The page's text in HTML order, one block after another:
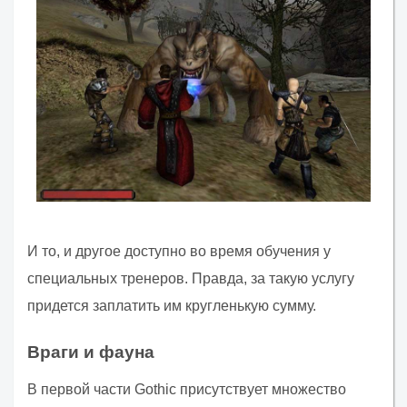
И то, и другое доступно во время обучения у
специальных тренеров. Правда, за такую услугу
придется заплатить им кругленькую сумму.
Враги и фауна
В первой части Gothic присутствует множество